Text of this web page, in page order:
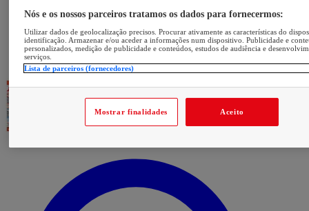
Nós e os nossos parceiros tratamos os dados para fornecermos:
Utilizar dados de geolocalização precisos. Procurar ativamente as características do
identificação. Armazenar e/ou aceder a informações num dispositivo. Publicidade e
personalizados, medição de publicidade e conteúdos, estudos de audiência e
serviços.
Lista de parceiros (fornecedores)
Mostrar finalidades Aceito